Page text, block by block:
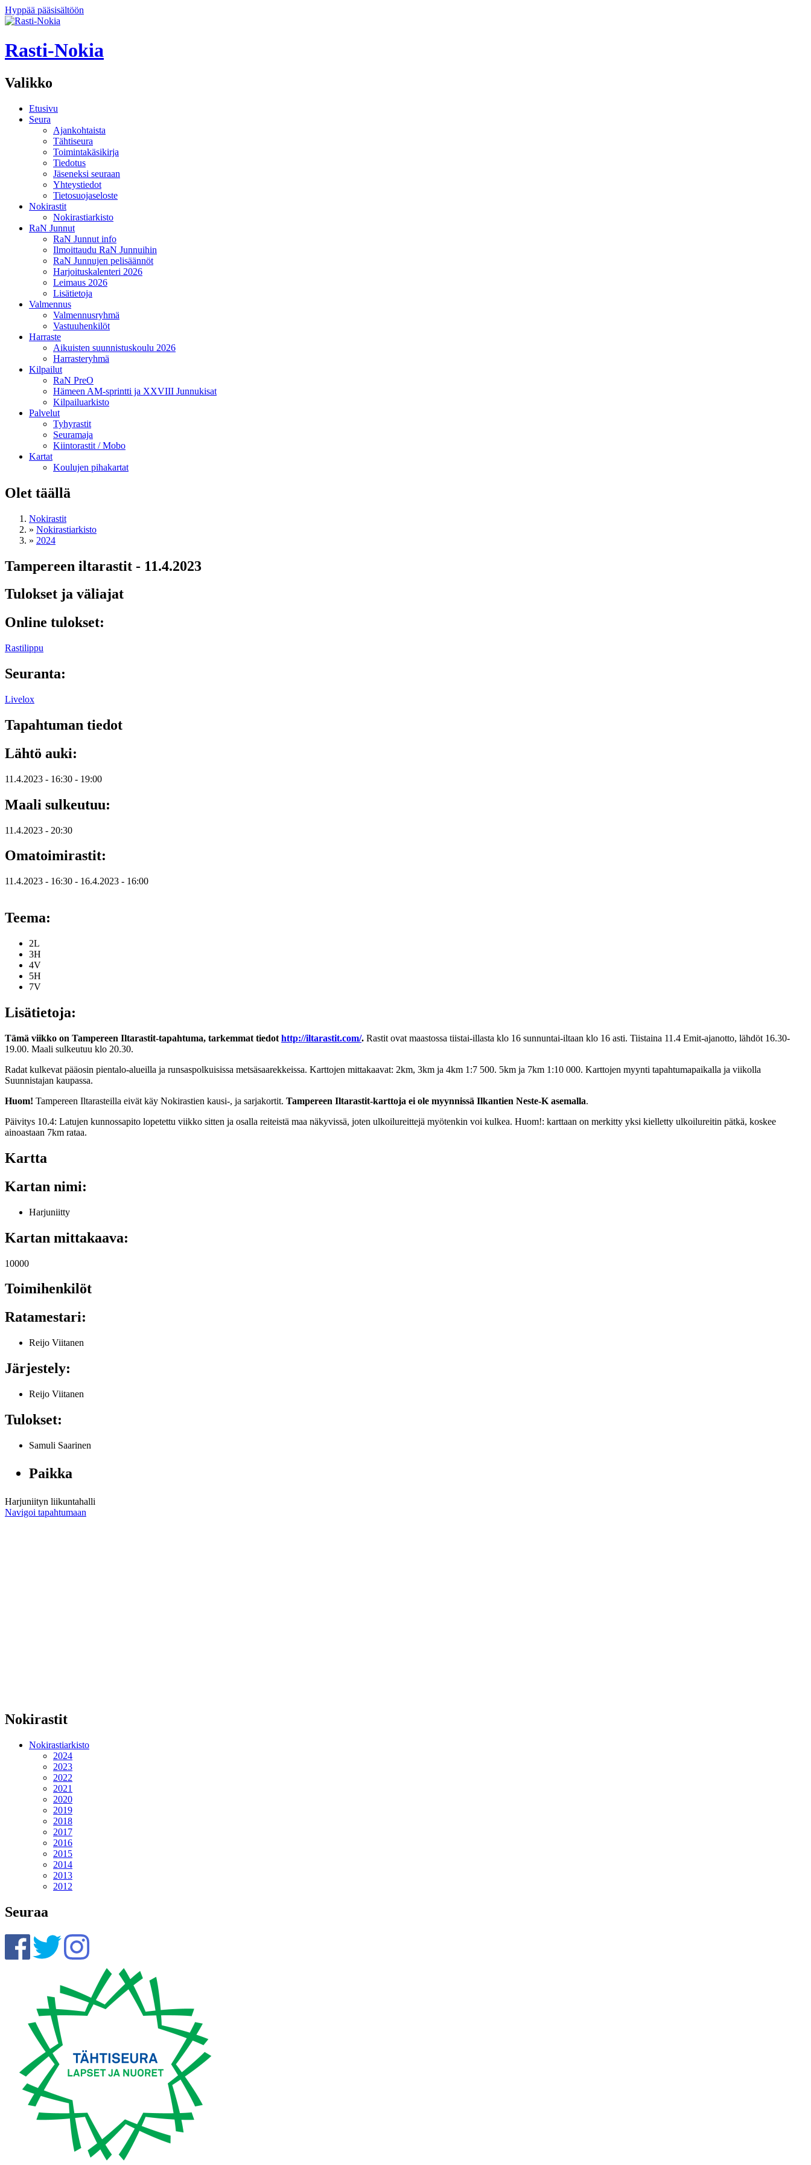
Hyppää pääsisältöön
Rasti-Nokia
Valikko
Etusivu
Seura
Ajankohtaista
Tähtiseura
Toimintakäsikirja
Tiedotus
Jäseneksi seuraan
Yhteystiedot
Tietosuojaseloste
Nokirastit
Nokirastiarkisto
RaN Junnut
RaN Junnut info
Ilmoittaudu RaN Junnuihin
RaN Junnujen pelisäännöt
Harjoituskalenteri 2026
Leimaus 2026
Lisätietoja
Valmennus
Valmennusryhmä
Vastuuhenkilöt
Harraste
Aikuisten suunnistuskoulu 2026
Harrasteryhmä
Kilpailut
RaN PreO
Hämeen AM-sprintti ja XXVIII Junnukisat
Kilpailuarkisto
Palvelut
Tyhyrastit
Seuramaja
Kiintorastit / Mobo
Kartat
Koulujen pihakartat
Olet täällä
Nokirastit
» Nokirastiarkisto
» 2024
Tampereen iltarastit - 11.4.2023
Tulokset ja väliajat
Online tulokset:
Rastilippu
Seuranta:
Livelox
Tapahtuman tiedot
Lähtö auki:
11.4.2023 - 16:30 - 19:00
Maali sulkeutuu:
11.4.2023 - 20:30
Omatoimirastit:
11.4.2023 - 16:30 - 16.4.2023 - 16:00
Teema:
2L
3H
4V
5H
7V
Lisätietoja:
Tämä viikko on Tampereen Iltarastit-tapahtuma, tarkemmat tiedot http://iltarastit.com/. Rastit ovat maastossa tiistai-illasta klo 16 sunnuntai-iltaan klo 16 asti. Tiistaina 11.4 Emit-ajanotto, lähdöt 16.30-
19.00. Maali sulkeutuu klo 20.30.
Radat kulkevat pääosin pientalo-alueilla ja runsaspolkuisissa metsäsaarekkeissa. Karttojen mittakaavat: 2km, 3km ja 4km 1:7 500. 5km ja 7km 1:10 000. Karttojen myynti tapahtumapaikalla ja viikolla
Suunnistajan kaupassa.
Huom! Tampereen Iltarasteilla eivät käy Nokirastien kausi-, ja sarjakortit. Tampereen Iltarastit-karttoja ei ole myynnissä Ilkantien Neste-K asemalla.
Päivitys 10.4: Latujen kunnossapito lopetettu viikko sitten ja osalla reiteistä maa näkyvissä, joten ulkoilureittejä myötenkin voi kulkea. Huom!: karttaan on merkitty yksi kielletty ulkoilureitin pätkä, koskee
ainoastaan 7km rataa.
Kartta
Kartan nimi:
Harjuniitty
Kartan mittakaava:
10000
Toimihenkilöt
Ratamestari:
Reijo Viitanen
Järjestely:
Reijo Viitanen
Tulokset:
Samuli Saarinen
Paikka
Harjuniityn liikuntahalli
Navigoi tapahtumaan
Nokirastit
Nokirastiarkisto
2024
2023
2022
2021
2020
2019
2018
2017
2016
2015
2014
2013
2012
Seuraa